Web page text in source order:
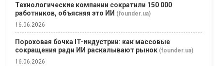
Технологические компании сократили 150 000
работников, объясняя это ИИ (founder.ua)
16.06.2026
Пороховая бочка IT-индустрии: как массовые
сокращения ради ИИ раскалывают рынок (founder.ua)
16.06.2026